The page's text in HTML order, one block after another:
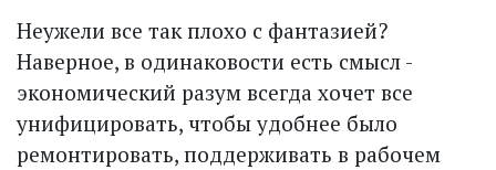
Неужели все так плохо с фантазией?
Наверное, в одинаковости есть смысл -
экономический разум всегда хочет все
унифицировать, чтобы удобнее было
ремонтировать, поддерживать в рабочем